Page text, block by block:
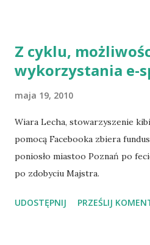
pracowników Google'a na co
więcej: http://
Z cyklu,
wykorzystania e-
maja 19, 2010
Wiara Lecha, stowarzyszenie
pomocą Facebooka zbiera
poniosło miastoo Poznań po
po zdobyciu Majstra.
eid=127809870562601&ref=mf
UDOSTĘPNIJ PRZEŚLIJ